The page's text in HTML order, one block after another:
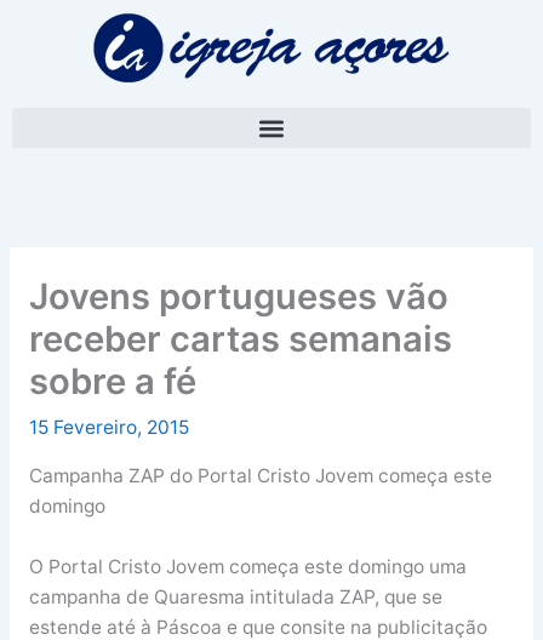
Jovens portugueses vão
receber cartas semanais
sobre a fé
15 Fevereiro, 2015
Campanha ZAP do Portal Cristo Jovem começa este
domingo
O Portal Cristo Jovem começa este domingo uma
campanha de Quaresma intitulada ZAP, que se
estende até à Páscoa e que consite na publicitação